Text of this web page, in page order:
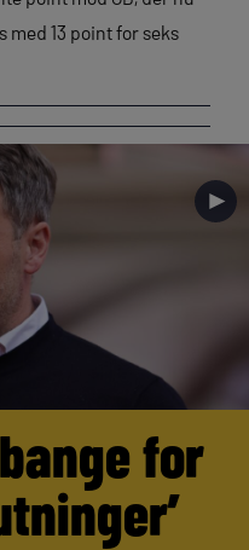
13 point for seks
►
for